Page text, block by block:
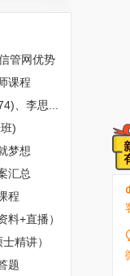
管网优势
课程
、李思...
)
梦想
汇总
程
料+直播）
精讲）
题